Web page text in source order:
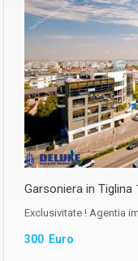
Garsoniera in Tiglina
Exclusivitate ! Agentia
300 Euro